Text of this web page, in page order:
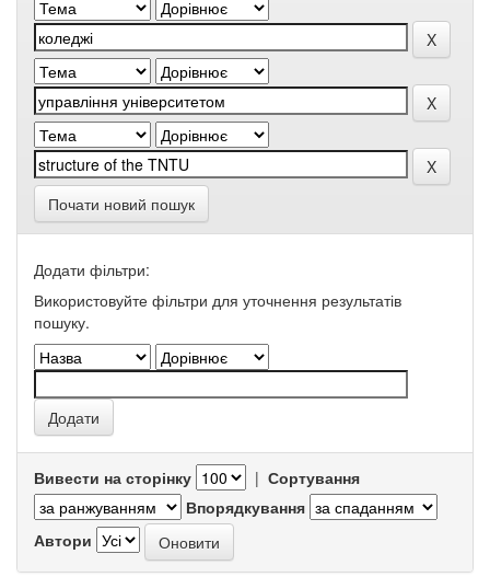
Почати новий пошук
Додати фільтри:
Використовуйте фільтри для уточнення результатів
пошуку.
Вивести на сторінку | Сортування
Впорядкування
Автори